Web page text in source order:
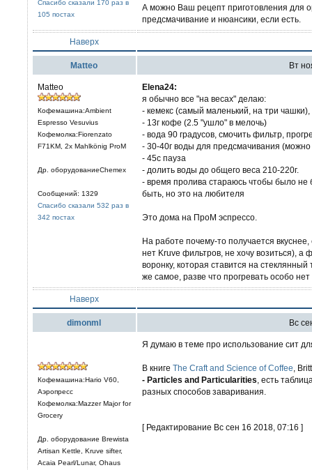
Спасибо сказали 170 раз в
105 постах
А можно Ваш рецепт приготовления для
предсмачивание и нюансики, если есть.
Наверх
Matteo Вт
Matteo
Кофемашина:Ambient
Espresso Vesuvius
Кофемолка:Fiorenzato
F71KM, 2x Mahlkönig ProM
Др. оборудованиеChemex
Сообщений: 1329
Спасибо сказали 532 раз в
342 постах
Elena24:
я обычно все "на весах" делаю:
- кемекс (самый маленький, на три чашки),
- 13г кофе (2.5 "ушло" в мелочь)
- вода 90 градусов, смочить фильтр,
- 30-40г воды для предсмачивания
- 45с пауза
- долить воды до общего веса 210-220г.
- время пролива стараюсь чтобы было не
быть, но это на любителя
Это дома на ПроМ эспрессо.
На работе почему-то получается
нет Kruve фильтров, не хочу возиться), а
воронку, которая ставится на
же самое, разве что прогревать особо
Наверх
dimonml Вс
Кофемашина:Hario V60,
Аэропресс
Кофемолка:Mazzer Major for
Grocery
Др. оборудование Brewista
Artisan Kettle, Kruve sifter,
Acaia Pearl/Lunar, Ohaus
Я думаю в теме про использование сит
В книге The Craft and Science of Coffee ,
- Particles and Particularities , есть
разных способов заваривания.
[ Редактирование Вс сен 16 2018, 07:16 ]